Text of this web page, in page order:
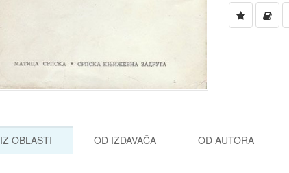
IZ OBLASTI OD IZDAVAČA OD AUTORA